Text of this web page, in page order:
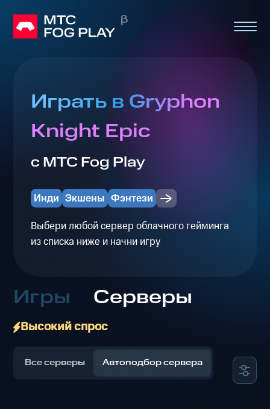
Играть в Gryphon
Knight Epic
с МТС Fog Play
Инди Экшены Фэнтези
Выбери любой сервер облачного гейминга
из списка ниже и начни игру
Игры Серверы
Высокий спрос
Все серверы Автоподбор сервера